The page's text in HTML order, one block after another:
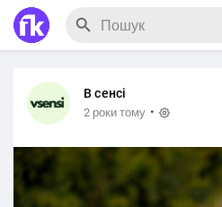
В сенсі
2 роки тому ·